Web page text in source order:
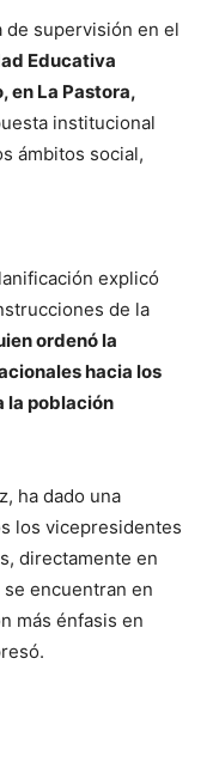
de supervisión en el
Educativa
en La Pastora,
institucional
ámbitos social,
explicó
de la
ordenó la
hacia los
la población
ha dado una
los vicepresidentes
directamente en
encuentran en
más énfasis en